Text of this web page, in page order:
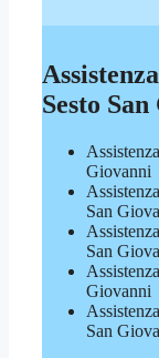
Sesto
Giovanni
San
San
Giovanni
San